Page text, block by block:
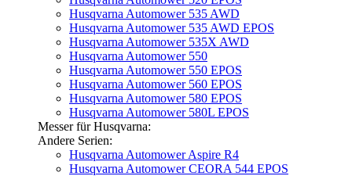
Husqvarna Automower 535 AWD
Husqvarna Automower 535 AWD EPOS
Husqvarna Automower 535X AWD
Husqvarna Automower 550
Husqvarna Automower 550 EPOS
Husqvarna Automower 560 EPOS
Husqvarna Automower 580 EPOS
Husqvarna Automower 580L EPOS
Messer für Husqvarna:
Andere Serien:
Husqvarna Automower Aspire R4
Husqvarna Automower CEORA 544 EPOS